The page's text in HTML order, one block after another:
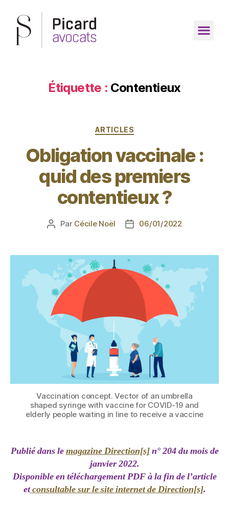
Étiquette : Contentieux
ARTICLES
Obligation vaccinale :
quid des premiers
contentieux ?
Par Cécile Noël 06/01/2022
Vaccination concept. Vector of an umbrella
shaped syringe with vaccine for COVID-19 and
elderly people waiting in line to receive a vaccine
Publié dans lemagazine Direction[s]n° 204 du mois de
janvier 2022.
Disponible en téléchargement PDF à la fin de l’article
etconsultable sur le site internet de Direction[s].